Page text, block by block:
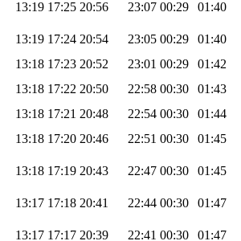
13:19 17:25 20:56 23:07 00:29
01:40
13:19 17:24 20:54 23:05 00:29
01:40
13:18 17:23 20:52 23:01 00:29
01:42
13:18 17:22 20:50 22:58 00:30
01:43
13:18 17:21 20:48 22:54 00:30
01:44
13:18 17:20 20:46 22:51 00:30
01:45
13:18 17:19 20:43 22:47 00:30
01:45
13:17 17:18 20:41 22:44 00:30
01:47
13:17 17:17 20:39 22:41 00:30
01:47